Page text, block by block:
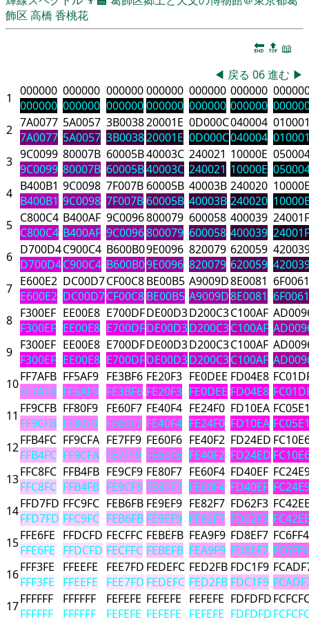
飾区 高橋 香桃花
🔚 🔝 📖
◀ 戻る 06進む ▶
1
000000
000000
000000
000000
000000
000000
000000
000000
000000
000000
000000
000000
2 7A0077
7A0077
5A0057
5A0057
3B0038
3B0038
20001E
20001E
0D000C
0D000C
040004
040004
3 9C0099
9C0099
80007B
80007B
60005B
60005B
40003C
40003C
240021
240021
10000E
10000E
4 B400B1
B400B1
9C0098
9C0098
7F007B
7F007B
60005B
60005B
40003B
40003B
240020
240020
5 C800C4
C800C4
B400AF
B400AF
9C0096
9C0096
800079
800079
600058
600058
400039
400039
24001F
24001F
6 D700D4
D700D4
C900C4
C900C4
B600B0
B600B0
9E0096
9E0096
820079
820079
620059
620059
7 E600E2
E600E2
DC00D7
DC00D7
CF00C8
CF00C8
BE00B5
BE00B5
A9009D
A9009D
8E0081
8E0081
6F0061
6F0061
8 F300EF
F300EF
EE00E8
EE00E8
E700DF
E700DF
DE00D3
DE00D3
D200C3
D200C3
C100AF
C100AF
9 F300EF
F300EF
EE00E8
EE00E8
E700DF
E700DF
DE00D3
DE00D3
D200C3
D200C3
C100AF
C100AF
10FF7AFB
FF7AFB
FF5AF9
FF5AF9
FE3BF6
FE3BF6
FE20F3
FE20F3
FE0DEE
FE0DEE
FD04E8
FD04E8
11 FF9CFB
FF9CFB
FF80F9
FF80F9
FE60F7
FE60F7
FE40F4
FE40F4
FE24F0
FE24F0
FD10EA
FD10EA
12FFB4FC
FFB4FC
FF9CFA
FF9CFA
FE7FF9
FE7FF9
FE60F6
FE60F6
FE40F2
FE40F2
FD24ED
FD24ED
13FFC8FC
FFC8FC
FFB4FB
FFB4FB
FE9CF9
FE9CF9
FE80F7
FE80F7
FE60F4
FE60F4
FD40EF
FD40EF
14FFD7FD
FFD7FD
FFC9FC
FFC9FC
FEB6FB
FEB6FB
FE9EF9
FE9EF9
FE82F7
FE82F7
FD62F3
FD62F3
15FFE6FE
FFE6FE
FFDCFD
FFDCFD
FECFFC
FECFFC
FEBEFB
FEBEFB
FEA9F9
FEA9F9
FD8EF7
FD8EF7
FC6FF4
FC6FF4
16FFF3FE
FFF3FE
FFEEFE
FFEEFE
FEE7FD
FEE7FD
FEDEFC
FEDEFC
FED2FB
FED2FB
FDC1F9
FDC1F9
17FFFFFF
FFFFFF
FFFFFF
FFFFFF
FEFEFE
FEFEFE
FEFEFE
FEFEFE
FEFEFE
FEFEFE
FDFDFD
FDFDFD